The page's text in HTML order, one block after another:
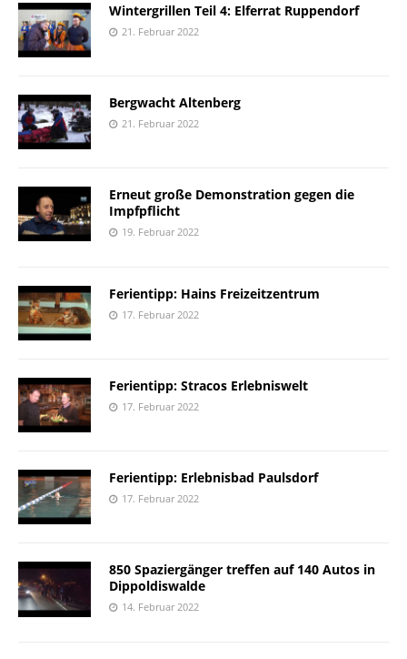
Wintergrillen Teil 4: Elferrat Ruppendorf
21. Februar 2022
Bergwacht Altenberg
21. Februar 2022
Erneut große Demonstration gegen die
Impfpflicht
19. Februar 2022
Ferientipp: Hains Freizeitzentrum
17. Februar 2022
Ferientipp: Stracos Erlebniswelt
17. Februar 2022
Ferientipp: Erlebnisbad Paulsdorf
17. Februar 2022
850 Spaziergänger treffen auf 140 Autos in
Dippoldiswalde
14. Februar 2022